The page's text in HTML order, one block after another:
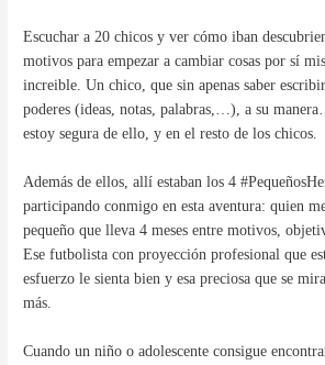
Escuchar a 20 chicos y ver cómo iban
motivos para empezar a cambiar cosas por sí
increible. Un chico, que sin apenas saber
poderes (ideas, notas, palabras,…), a su
estoy segura de ello, y en el resto de los chicos.
Además de ellos, allí estaban los 4
participando conmigo en esta aventura: quien
pequeño que lleva 4 meses entre motivos,
Ese futbolista con proyección profesional que
esfuerzo le sienta bien y esa preciosa que se
más.
Cuando un niño o adolescente consigue